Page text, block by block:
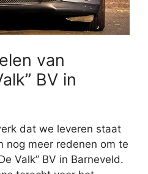
van
BV in
dat we leveren staat
nog meer redenen om te
Valk” BV in Barneveld.